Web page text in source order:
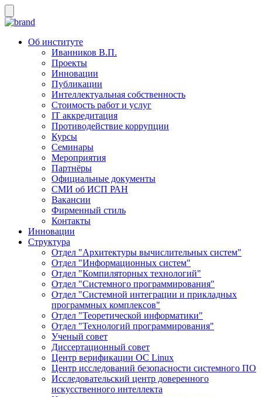
Об институте
Иванников В.П.
Проекты
Инновации
Публикации
Интеллектуальная собственность
Стоимость работ и услуг
IT аккредитация
Противодействие коррупции
Курсы
Семинары
Мероприятия
Партнёры
Официальные документы
СМИ об ИСП РАН
Вакансии
Фирменный стиль
Контакты
Инновации
Структура
Отдел "Архитектуры вычислительных систем"
Отдел "Информационных систем"
Отдел "Компиляторных технологий"
Отдел "Системного программирования"
Отдел "Системной интеграции и прикладных
программных комплексов"
Отдел "Теоретической информатики"
Отдел "Технологий программирования"
Ученый совет
Диссертационный совет
Центр верификации ОС Linux
Центр исследований безопасности системного ПО
Исследовательский центр доверенного
искусственного интеллекта